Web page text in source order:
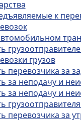
к
грузов
перевозчика за
за неподачу и
за неподачу и
перевозчика за